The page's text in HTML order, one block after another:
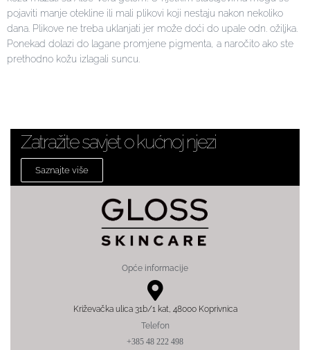
pojaviti manje otekline ili mali plikovi koji nestaju nakon nekoliko
dana. Plikove ne treba uklanjati jer može doći do upale odn. ožiljka.
Ponekad dolazi do lagane promjene pigmenta, a naročito ako ste
prethodno kožu izlagali suncu.
Zatražite savjet o kućnoj njezi
Saznajte više
Opće informacije
Križevačka ulica 31b/1 kat, 48000 Koprivnica
Telefon
+385 48 222 498